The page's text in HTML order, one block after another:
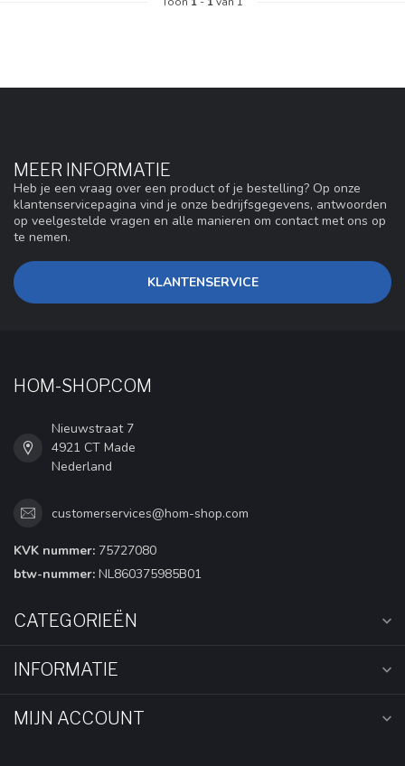
MEER INFORMATIE
Heb je een vraag over een product of je bestelling? Op onze
klantenservicepagina vind je onze bedrijfsgegevens, antwoorden
op veelgestelde vragen en alle manieren om contact met ons op
te nemen.
KLANTENSERVICE
HOM-SHOP.COM
Nieuwstraat 7
4921 CT Made
Nederland
customerservices@hom-shop.com
KVK nummer: 75727080
btw-nummer: NL860375985B01
CATEGORIEËN
INFORMATIE
MIJN ACCOUNT